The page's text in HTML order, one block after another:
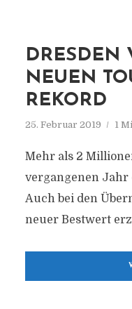
DRESDEN
NEUEN
REKORD
25. Februar 2019 1
Mehr als 2
vergangenen Jahr
Auch bei den
neuer Bestwert